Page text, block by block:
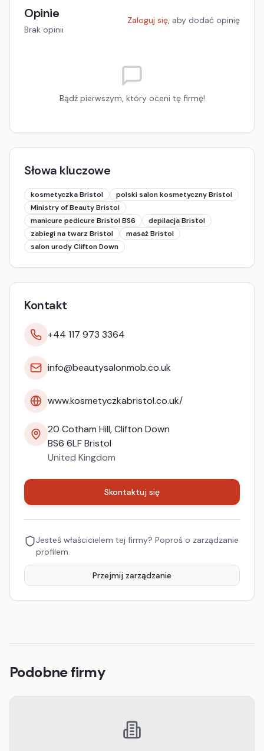
Opinie
Brak opinii
Zaloguj się, aby dodać opinię
Bądź pierwszym, który oceni tę firmę!
Słowa kluczowe
kosmetyczka Bristol
polski salon kosmetyczny Bristol
Ministry of Beauty Bristol
manicure pedicure Bristol BS6
depilacja Bristol
zabiegi na twarz Bristol
masaż Bristol
salon urody Clifton Down
Kontakt
+44 117 973 3364
info@beautysalonmob.co.uk
www.kosmetyczkabristol.co.uk/
20 Cotham Hill, Clifton Down
BS6 6LFBristol
United Kingdom
Skontaktuj się
Jesteś właścicielem tej firmy? Poproś o zarządzanie
profilem.
Przejmij zarządzanie
Podobne firmy